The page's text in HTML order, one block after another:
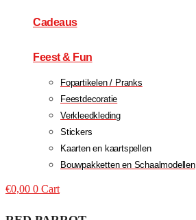
Cadeaus
Feest & Fun
Fopartikelen / Pranks
Feestdecoratie
Verkleedkleding
Stickers
Kaarten en kaartspellen
Bouwpakketten en Schaalmodellen
€0,00 0 Cart